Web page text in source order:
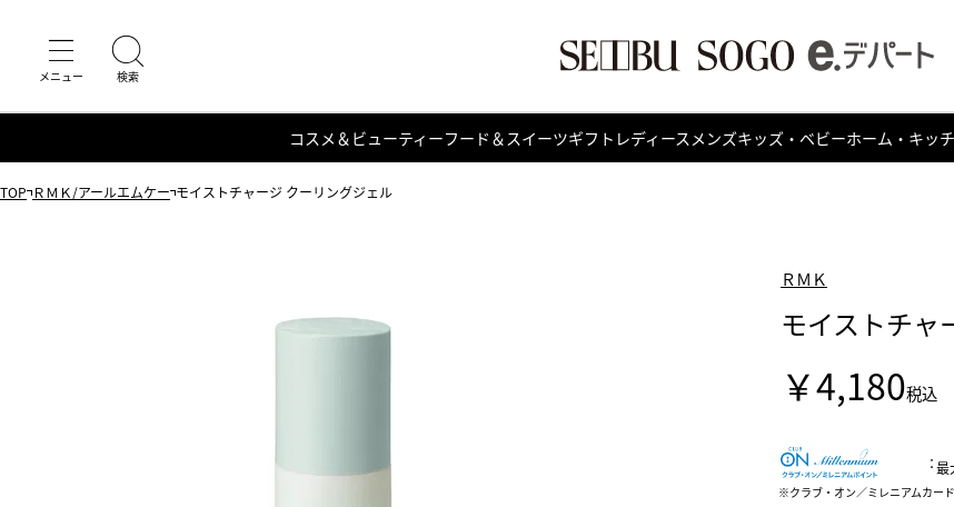
コスメ＆ビューティーフード＆スイーツギフト レディース メンズキッズ・ベビーホーム・キッ
TOP ＲＭＫ/アールエムケー モイストチャージ クーリングジェル
ＲＭＫ
モイストチャ
￥4,180税込
：最
クラブ・オン／ミレニアムカー